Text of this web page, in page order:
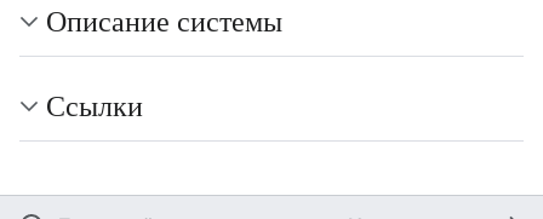
Описание системы
Ссылки